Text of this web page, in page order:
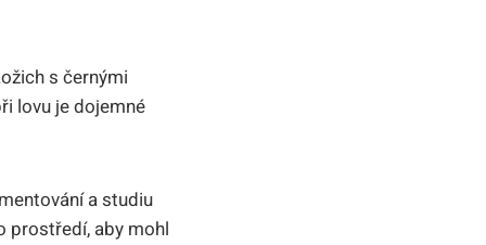
s černými
lovu je dojemné
a studiu
prostředí, aby mohl